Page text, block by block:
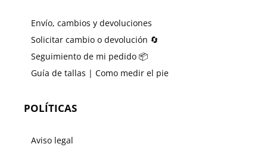
Envío, cambios y devoluciones
Solicitar cambio o devolución 🔄
Seguimiento de mi pedido 📦
Guía de tallas | Como medir el pie
POLÍTICAS
Aviso legal